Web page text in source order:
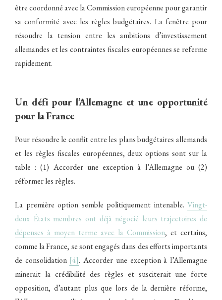
être coordonné avec la Commission européenne pour garantir
sa conformité avec les règles budgétaires. La fenêtre pour
résoudre la tension entre les ambitions d’investissement
allemandes et les contraintes fiscales européennes se referme
rapidement.
Un défi pour l’Allemagne et une opportunité
pour la France
Pour résoudre le conflit entre les plans budgétaires allemands
et les règles fiscales européennes, deux options sont sur la
table : (1) Accorder une exception à l’Allemagne ou (2)
réformer les règles.
La première option semble politiquement intenable. Vingt-
deux États membres ont déjà négocié leurs trajectoires de
dépenses à moyen terme avec la Commission, et certains,
comme la France, se sont engagés dans des efforts importants
de consolidation [4]. Accorder une exception à l’Allemagne
minerait la crédibilité des règles et susciterait une forte
opposition, d’autant plus que lors de la dernière réforme,